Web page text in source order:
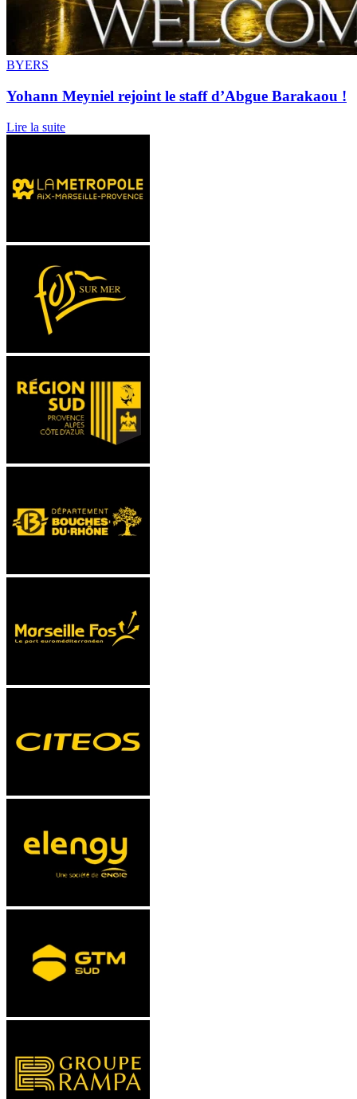
BYERS
Yohann Meyniel rejoint le staff d’Abgue Barakaou !
Lire la suite